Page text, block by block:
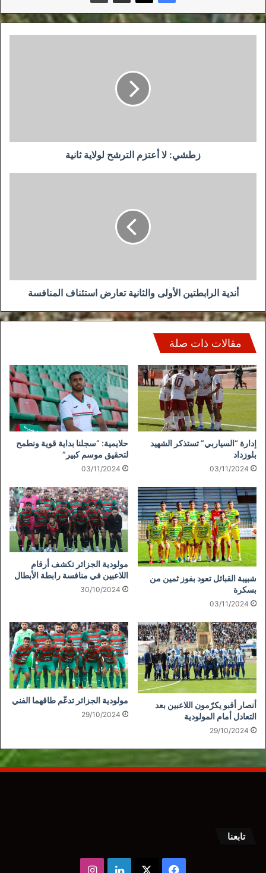
زطشي: لا أعتزم الترشح لولاية ثانية
أندية الرابطتين الأولى والثانية تعارض استئناف المنافسة
مقالات ذات صلة
إدارة “السياربي” تستذكر الشهيد
بلوزداد
03/11/2024
حلايمية: “سجلنا بداية قوية ونطمح
لتحقيق موسم كبير”
03/11/2024
شبيبة القبائل تعود بفوز ثمين من
بسكرة
03/11/2024
مولودية الجزائر تكشف أرقام
اللاعبين في منافسة رابطة الأبطال
30/10/2024
أنصار أقبو يكرّمون اللاعبين بعد
التعادل أمام المولودية
29/10/2024
مولودية الجزائر تدعّم طاقهما الفني
29/10/2024
تابعنا
فيسبوك لينكدإنانستقرام